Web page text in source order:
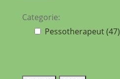
Categorie:
Pessotherapeut (47)